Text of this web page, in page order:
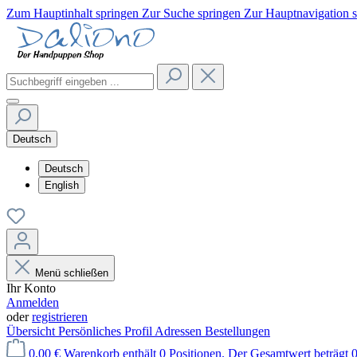
Zum Hauptinhalt springen Zur Suche springen Zur Hauptnavigation
Deutsch
Deutsch
English
Menü schließen
Ihr Konto
Anmelden
oderregistrieren
Übersicht Persönliches Profil Adressen Bestellungen
0,00 € Warenkorb enthält 0 Positionen. Der Gesamtwert beträgt